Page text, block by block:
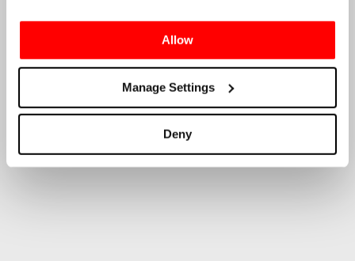
Allow
Manage Settings
Deny
Liquidation zur Verfügung stellen, einschließlich Unterlagen
darüber, wie Sie eine Forderung gegen das Unternehmen geltend
machen können.
kann kontaktiert werden unter
motorsport.tickets@crowe.co.uk